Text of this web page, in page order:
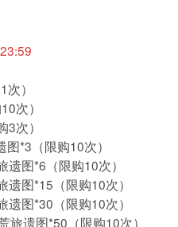
）
次）
次）
*3（限购10次）
图*6（限购10次）
图*15（限购10次）
图*30（限购10次）
旅遗图*50（限购10次）